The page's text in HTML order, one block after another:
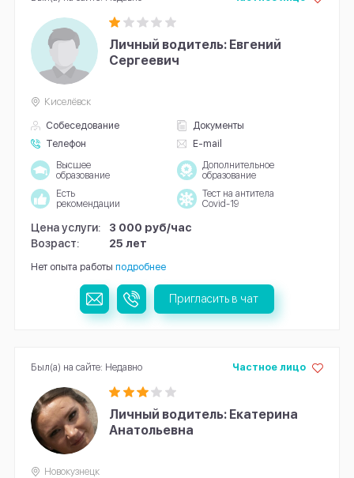
Личный водитель: Евгений
Сергеевич
Собеседование
Документы
Телефон
E-mail
Киселёвск
Высшее
образование
Дополнительное
образование
Есть
рекомендации
Тест на антитела
Covid-19
Цена услуги:
3 000 руб/час
Возраст:
25 лет
Нет опыта работы подробнее
Пригласить в чат
Личный водитель: Екатерина
Анатольевна
Частное лицо
Новокузнецк
Был(а) на сайте: Недавно